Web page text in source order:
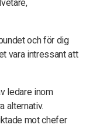
och för dig
vara intressant att
ledare inom
alternativ.
mot chefer